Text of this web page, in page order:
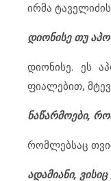
ირმა
დიონისე თუ
დიონისე. ეს
ფიალებით,
ნაწარმოები,
რომლებსაც
ადამიანი,